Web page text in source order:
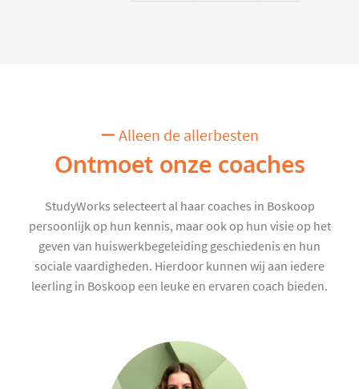
Alleen de allerbesten
Ontmoet onze coaches
StudyWorks selecteert al haar coaches in Boskoop
persoonlijk op hun kennis, maar ook op hun visie op het
geven van huiswerkbegeleiding geschiedenis en hun
sociale vaardigheden. Hierdoor kunnen wij aan iedere
leerling in Boskoop een leuke en ervaren coach bieden.